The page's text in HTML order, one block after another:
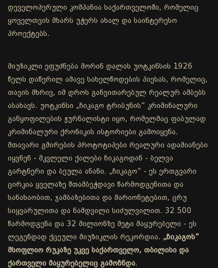
დეველოპერული კომპანია საქართველოში, რომელიც
ყოველთვის მხარს უჭერს ახალ და საინტერესო
პროექტებს.
მიუზიკლი ეფუძნება მორინ დალას უოტკინსის 1926
წელს დაწერილ ამავე სახელწოდების პიესას, რომელიც,
თავის მხრივ, იმ დროს განვითარებულ რეალურ ამბებს
ასახავს. უოტკინსი „ჩიკაგო ტრიბუნის“ კრიმინალური
განყოფილების ჟურნალისტი იყო, რომელმაც ფაბულად
კრიმინალური ქრონიკის ისტორიები გამოიყენა.
მთავარი გმირების პროტოტიპები რეალური ადამიანები
იყვნენ - მკვლელი ქალები ჩიკაგოდან - ბელვა
გარტნერი და ბეულა ანანი. „ჩიკაგო“ - ეს ერთგვარი
ცირკია ყველაზე შთამბეჭდავი წარმოდგენითა და
სანახაობით, ჯამბაზებითა და მარიონეტებით, ცრუ
სიყვარულითა და ნამდვილი სიძულვილით. 32 500
წარმოდგენა და 32 მილიონზე მეტი მაყურებელი - ეს
ლეგენდად ქცეული მიუზიკლის რეკორდია. „ჩიკაგოს“
მსოფლიო რუკაზე უკვე საქართველო, თბილისი და
ქართველი მაყურებელიც გამოჩნდა.